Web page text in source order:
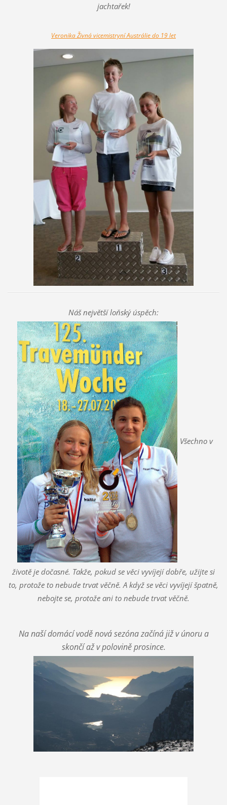
jachtařek!
Veronika Živná vicemistryní Austrálie do 19 let
Náš největší loňský úspěch:
Všechno v
životě je dočasné. Takže, pokud se věci vyvíjejí dobře, užijte si
to, protože to nebude trvat věčně. A když se věci vyvíjejí špatně,
nebojte se, protože ani to nebude trvat věčně.
Na naší domácí vodě nová sezóna začíná již v únoru a
skončí až v polovině prosince.